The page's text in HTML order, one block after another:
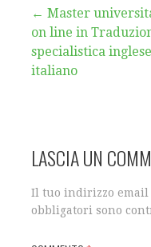
Navigazione
articoli
← Master
on line in
specialistica
italiano
LASCIA UN
Il tuo indirizzo email
obbligatori sono